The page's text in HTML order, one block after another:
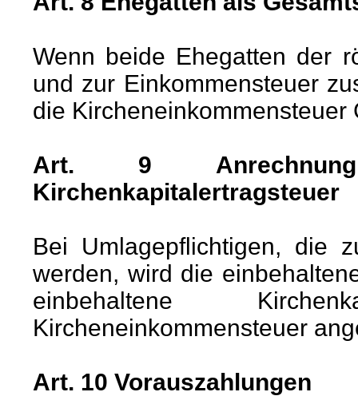
Wenn beide Ehegatten der
und zur Einkommensteuer
die Kircheneinkommensteuer
Art. 9
Kirchenkapitalertragsteuer
Bei Umlagepflichtigen, die
werden, wird die
einbehaltene
Kircheneinkommensteuer
Art. 10 Vorauszahlungen